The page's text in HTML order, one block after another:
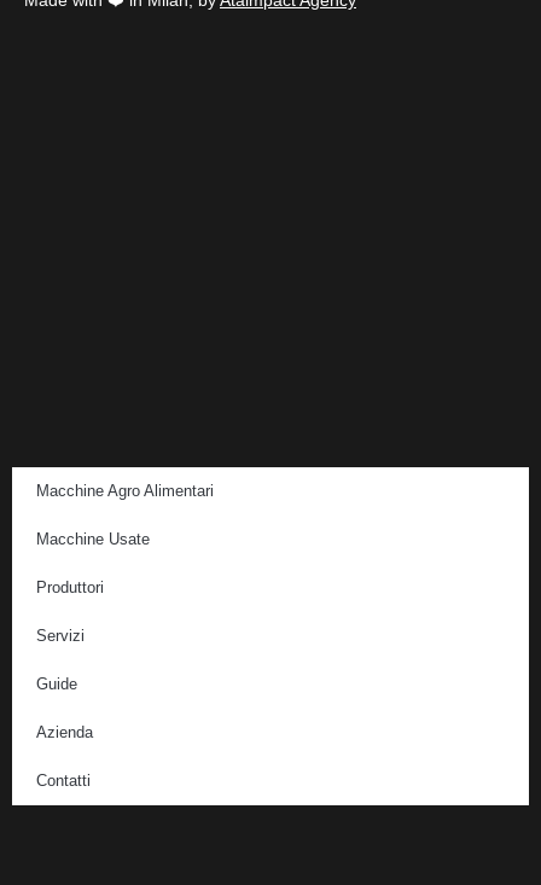
Macchine Agro Alimentari
Macchine Usate
Produttori
Servizi
Guide
Azienda
Contatti